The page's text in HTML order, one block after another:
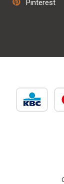
Pinterest